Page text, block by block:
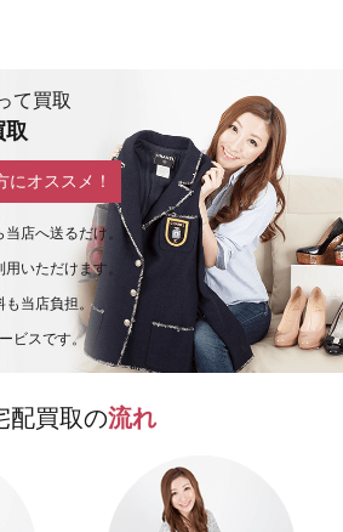
て買取
取
にオススメ！
店へ送るだけ。
いただけます。
も当店負担。
ビスです。
配買取の流れ